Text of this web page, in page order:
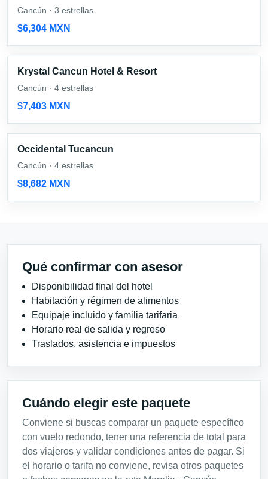
Cancún · 3 estrellas
$6,304 MXN
Krystal Cancun Hotel & Resort
Cancún · 4 estrellas
$7,403 MXN
Occidental Tucancun
Cancún · 4 estrellas
$8,682 MXN
Qué confirmar con asesor
Disponibilidad final del hotel
Habitación y régimen de alimentos
Equipaje incluido y familia tarifaria
Horario real de salida y regreso
Traslados, asistencia e impuestos
Cuándo elegir este paquete
Conviene si buscas comparar un paquete específico
con vuelo redondo, tener una referencia de total para
dos viajeros y validar condiciones antes de pagar. Si
el horario o tarifa no conviene, revisa otros paquetes